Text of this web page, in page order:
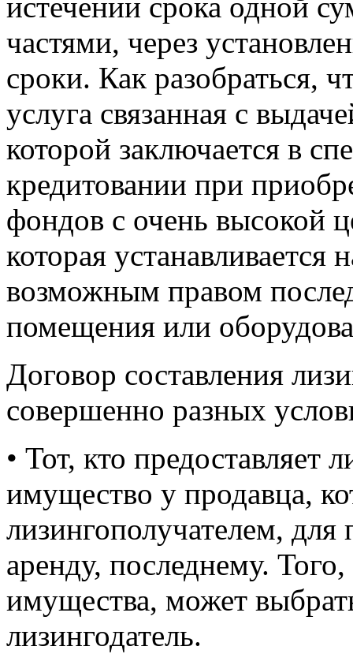
частями, через
сроки. Как разобраться,
услуга связанная с
которой заключается в
кредитовании при
фондов с очень высокой
которая устанавливается
возможным правом
помещения или
Договор составления
совершенно разных
• Тот, кто предоставляет
имущество у продавца,
лизингополучателем,
аренду, последнему.
имущества, может
лизингодатель.